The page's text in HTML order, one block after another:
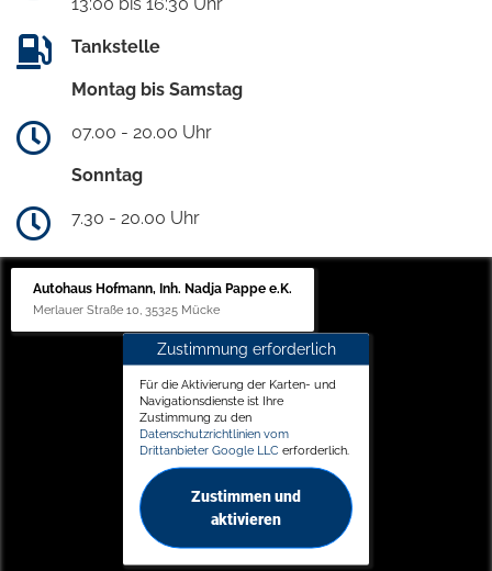
Tankstelle
Montag bis Samstag
07.00 - 20.00 Uhr
Sonntag
7.30 - 20.00 Uhr
Autohaus Hofmann, Inh. Nadja Pappe e.K.
Merlauer Straße 10, 35325 Mücke
Zustimmung erforderlich
Für die Aktivierung der Karten- und
Navigationsdienste ist Ihre
Zustimmung zu den
Datenschutzrichtlinien vom
Drittanbieter Google LLC erforderlich.
Zustimmen und
aktivieren